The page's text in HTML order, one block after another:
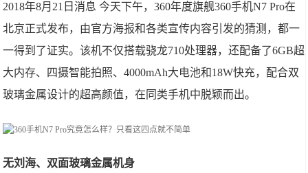
2018年8月21日消息 今天下午，360年度旗舰360手机N7 Pro在
北京正式发布，由官方海报和各类宣传内容引发的猜测，都一
一得到了证实。该机不仅搭载骁龙710处理器，还配备了6GB超
大内存、四摄智能拍照、4000mAh大电池和18W快充，配合双
玻璃金属设计的超高颜值，在同类手机中脱颖而出。
无刘海、双面玻璃金属机身